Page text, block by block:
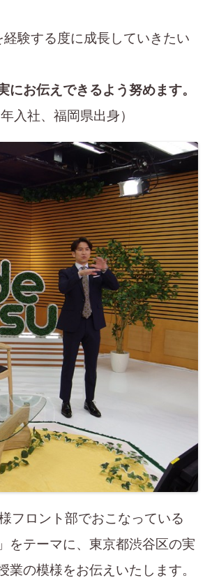
経験する度に成長していきたい
にお伝えできるよう努めます。
入社、福岡県出身）
フロント部でおこなっている
をテーマに、東京都渋谷区の実
の模様をお伝えいたします。